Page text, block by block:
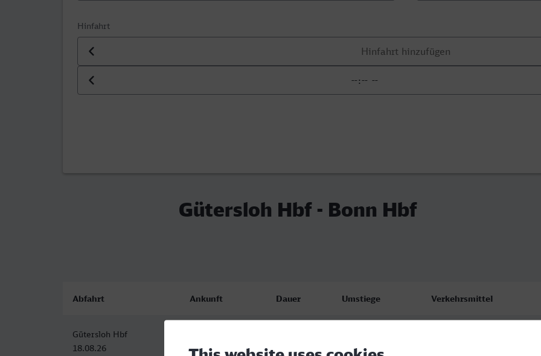
Hinfahrt
Datum der Hinfahrt
Uhrzeit der Hinfahrt
Gütersloh Hbf - Bonn Hbf
Abfahrt Ankunft Dauer Umstiege Verkehrsmittel
Gütersloh Hbf
18.08.26
18.08.26